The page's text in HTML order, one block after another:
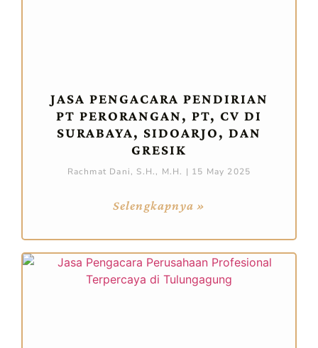
JASA PENGACARA PENDIRIAN
PT PERORANGAN, PT, CV DI
SURABAYA, SIDOARJO, DAN
GRESIK
Rachmat Dani, S.H., M.H. 15 May 2025
Selengkapnya »